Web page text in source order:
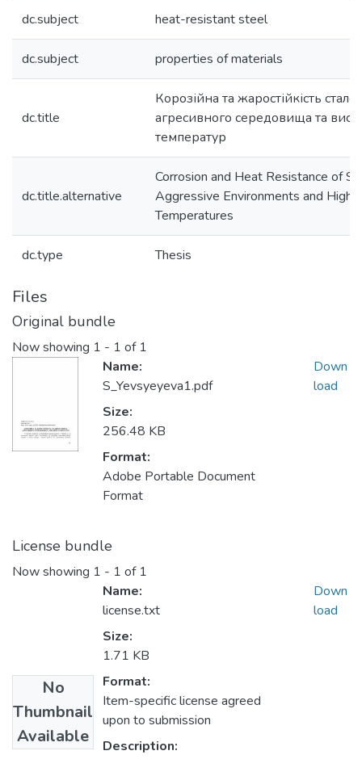
dc.subject heat-resistant steel
dc.subject properties of materials
dc.title
Корозійна та жаростійкість
агресивного середовища та
температур
dc.title.alternative
Corrosion and Heat Resistance of
Aggressive Environments and High
Temperatures
dc.type Thesis
Files
Original bundle
Now showing 1 - 1 of 1
Name:
S_Yevsyeyeva1.pdf
Size:
256.48 KB
Format:
Adobe Portable Document
Format
Down
load
License bundle
Now showing 1 - 1 of 1
No
Thumbnail
Available
Name:
license.txt
Size:
1.71 KB
Format:
Item-specific license agreed
upon to submission
Description:
Down
load